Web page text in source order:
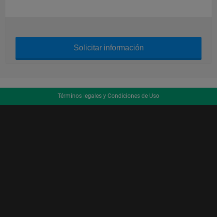
Solicitar información
Términos legales y Condiciones de Uso